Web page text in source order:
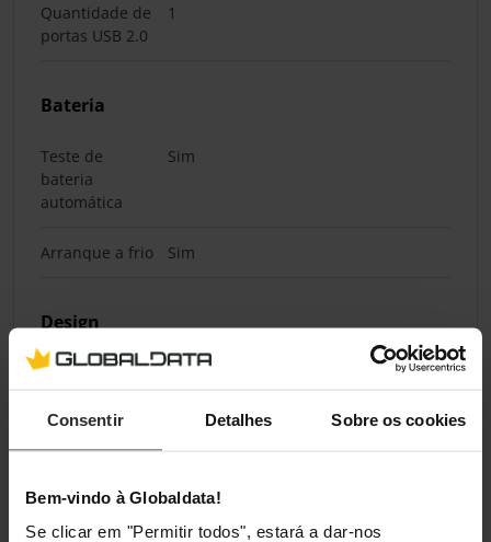
Consentir Detalhes Sobre os cookies
Bem-vindo à Globaldata!
Se clicar em "Permitir todos", estará a dar-nos
Quantidade de
portas USB 2.0
1
Bateria
Teste de
bateria
automática
Sim
Arranque a frio Sim
Design
Forma Tower
Cor do produto
controlo